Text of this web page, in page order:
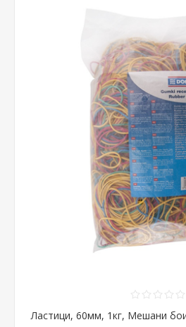
Ластици, 60мм, 1кг, Мешани